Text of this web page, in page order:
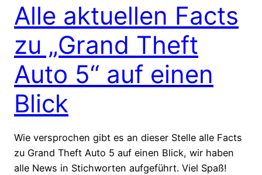
Alle aktuellen Facts
zu „Grand Theft
Auto 5“ auf einen
Blick
Wie versprochen gibt es an dieser Stelle alle Facts
zu Grand Theft Auto 5 auf einen Blick, wir haben
alle News in Stichworten aufgeführt. Viel Spaß!